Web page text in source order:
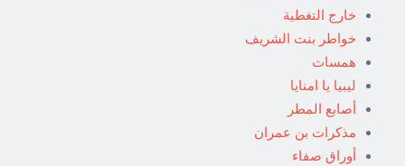
خارج التغطية
خواطر بنت الشريف
همسات
ليبيا يا امنايا
أصابع المطر
مذكرات بن عمران
أوراق صفاء